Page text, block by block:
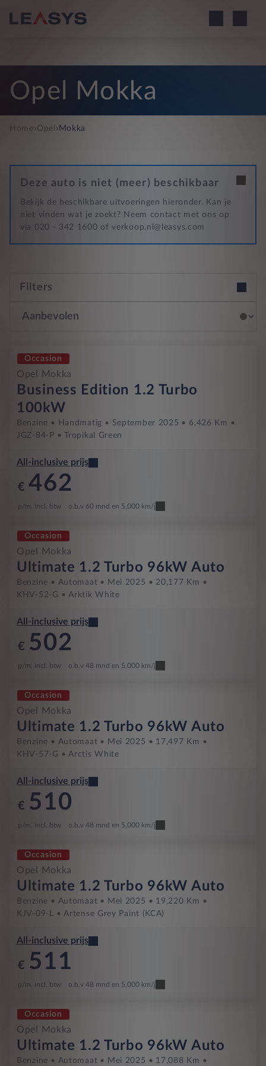
Opel Mokka
Home› Opel › Mokka
Deze auto is niet (meer) beschikbaar
Bekijk de beschikbare uitvoeringen hieronder. Kan je
niet vinden wat je zoekt? Neem contact met ons op
via 020 - 342 1600 of verkoop.nl@leasys.com
Filters
Occasion
Opel Mokka
Business Edition 1.2 Turbo
100kW
Benzine Handmatig September 2025
6,426 Km
JGZ-84-P
Tropikal Green
All-inclusive prijs
€ 462
p/m. incl. btw o.b.v 60 mnd en 5,000 km/j
Occasion
Opel Mokka
Ultimate 1.2 Turbo 96kW Auto
Benzine Automaat Mei 2025
20,177 Km
KHV-52-G
Arktik White
All-inclusive prijs
€ 502
p/m. incl. btw o.b.v 48 mnd en 5,000 km/j
Occasion
Opel Mokka
Ultimate 1.2 Turbo 96kW Auto
Benzine Automaat Mei 2025
17,497 Km
KHV-57-G
Arctis White
All-inclusive prijs
€ 510
p/m. incl. btw o.b.v 48 mnd en 5,000 km/j
Occasion
Opel Mokka
Ultimate 1.2 Turbo 96kW Auto
Benzine Automaat Mei 2025
19,220 Km
KJV-09-L
Artense Grey Paint (KCA)
All-inclusive prijs
€ 511
p/m. incl. btw o.b.v 48 mnd en 5,000 km/j
Occasion
Opel Mokka
Ultimate 1.2 Turbo 96kW Auto
Benzine Automaat Mei 2025 17,088 Km